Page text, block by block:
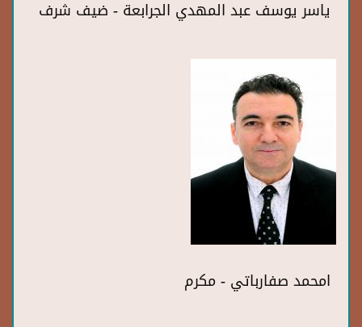
ياسر يوسف عبد المهدي الجرابعة - ضيف شرف
امحمد صفارباتي - مكرم